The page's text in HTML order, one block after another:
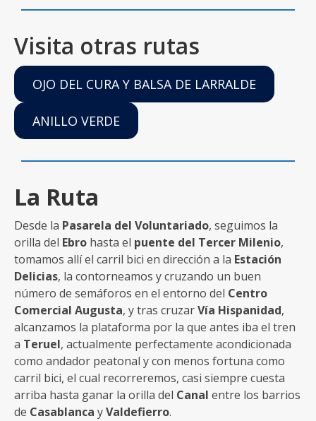
Visita otras rutas
OJO DEL CURA Y BALSA DE LARRALDE
ANILLO VERDE
La Ruta
Desde la Pasarela del Voluntariado, seguimos la
orilla del Ebro hasta el puente del Tercer Milenio,
tomamos allí el carril bici en dirección a la Estación
Delicias, la contorneamos y cruzando un buen
número de semáforos en el entorno del Centro
Comercial Augusta, y tras cruzarVía Hispanidad,
alcanzamos la plataforma por la que antes iba el tren
a Teruel, actualmente perfectamente acondicionada
como andador peatonal y con menos fortuna como
carril bici, el cual recorreremos, casi siempre cuesta
arriba hasta ganar la orilla del Canal entre los barrios
de Casablanca yValdefierro.